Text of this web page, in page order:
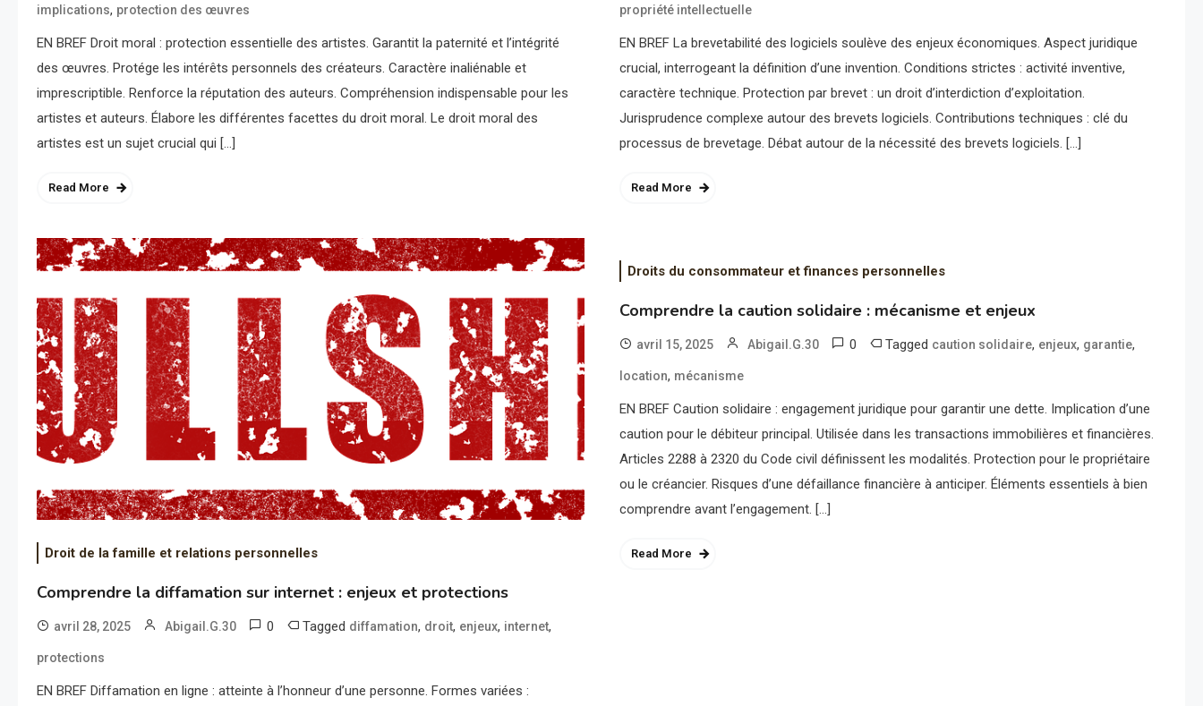
implications, protection des œuvres
EN BREF Droit moral : protection essentielle des artistes. Garantit la paternité et l’intégrité
des œuvres. Protége les intérêts personnels des créateurs. Caractère inaliénable et
imprescriptible. Renforce la réputation des auteurs. Compréhension indispensable pour les
artistes et auteurs. Élabore les différentes facettes du droit moral. Le droit moral des
artistes est un sujet crucial qui […]
Read More
propriété intellectuelle
EN BREF La brevetabilité des logiciels soulève des enjeux économiques. Aspect juridique
crucial, interrogeant la définition d’une invention. Conditions strictes : activité inventive,
caractère technique. Protection par brevet : un droit d’interdiction d’exploitation.
Jurisprudence complexe autour des brevets logiciels. Contributions techniques : clé du
processus de brevetage. Débat autour de la nécessité des brevets logiciels. […]
Read More
Droit de la famille et relations personnelles
Comprendre la diffamation sur internet : enjeux et protections
avril 28, 2025 Abigail.G.30 0 Tagged diffamation, droit, enjeux, internet,
protections
EN BREF Diffamation en ligne : atteinte à l’honneur d’une personne. Formes variées :
Droits du consommateur et finances personnelles
Comprendre la caution solidaire : mécanisme et enjeux
avril 15, 2025 Abigail.G.30 0 Tagged caution solidaire, enjeux, garantie,
location, mécanisme
EN BREF Caution solidaire : engagement juridique pour garantir une dette. Implication d’une
caution pour le débiteur principal. Utilisée dans les transactions immobilières et financières.
Articles 2288 à 2320 du Code civil définissent les modalités. Protection pour le propriétaire
ou le créancier. Risques d’une défaillance financière à anticiper. Éléments essentiels à bien
comprendre avant l’engagement. […]
Read More